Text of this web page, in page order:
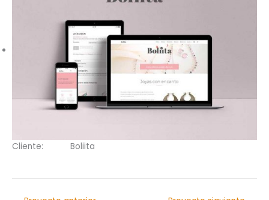
Cliente: Boliita